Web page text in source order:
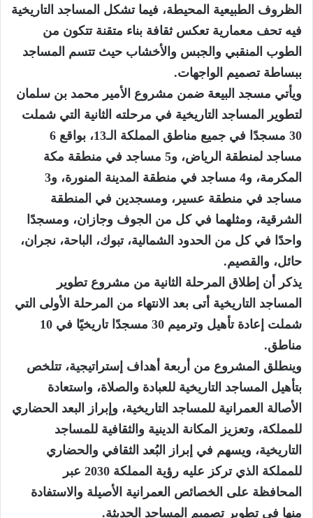
الظروف الطبيعية المحيطة، فيما تشكل المساجد التاريخية
فيه تحف معمارية تعكس ثقافة بناء متقنة تتكون من
الطوب المنقبي والجبس والأخشاب حيث تتسم المساجد
ببساطة تصميم الواجهات.
ويأتي مسجد البيعة ضمن مشروع الأمير محمد بن سلمان
لتطوير المساجد التاريخية في مرحلته الثانية التي شملت
30 مسجدًا في جميع مناطق المملكة الـ13،‏‎ بواقع 6
مساجد لمنطقة الرياض، و5 مساجد في منطقة مكة
المكرمة، و4 مساجد في منطقة المدينة المنورة، و3
مساجد في منطقة عسير، ومسجدين في المنطقة
الشرقية، ومثلهما في كل من الجوف وجازان، ومسجدًا
واحدًا في كل من الحدود الشمالية، تبوك، الباحة، نجران،
حائل، والقصيم.
يذكر أن إطلاق المرحلة الثانية من مشروع تطوير
المساجد التاريخية أتى بعد الانتهاء من المرحلة الأولى التي
شملت إعادة تأهيل وترميم 30 مسجدًا تاريخيًا في 10
مناطق.
وينطلق المشروع من أربعة أهداف إستراتيجية، تتلخص
بتأهيل المساجد التاريخية للعبادة والصلاة، واستعادة
الأصالة العمرانية للمساجد التاريخية، وإبراز البعد الحضاري
للمملكة، وتعزيز المكانة الدينية والثقافية للمساجد
التاريخية، ويسهم في إبراز البُعد الثقافي والحضاري
للمملكة الذي تركز عليه رؤية المملكة 2030 عبر
المحافظة على الخصائص العمرانية الأصيلة والاستفادة
منها في تطوير تصميم المساجد الحديثة.